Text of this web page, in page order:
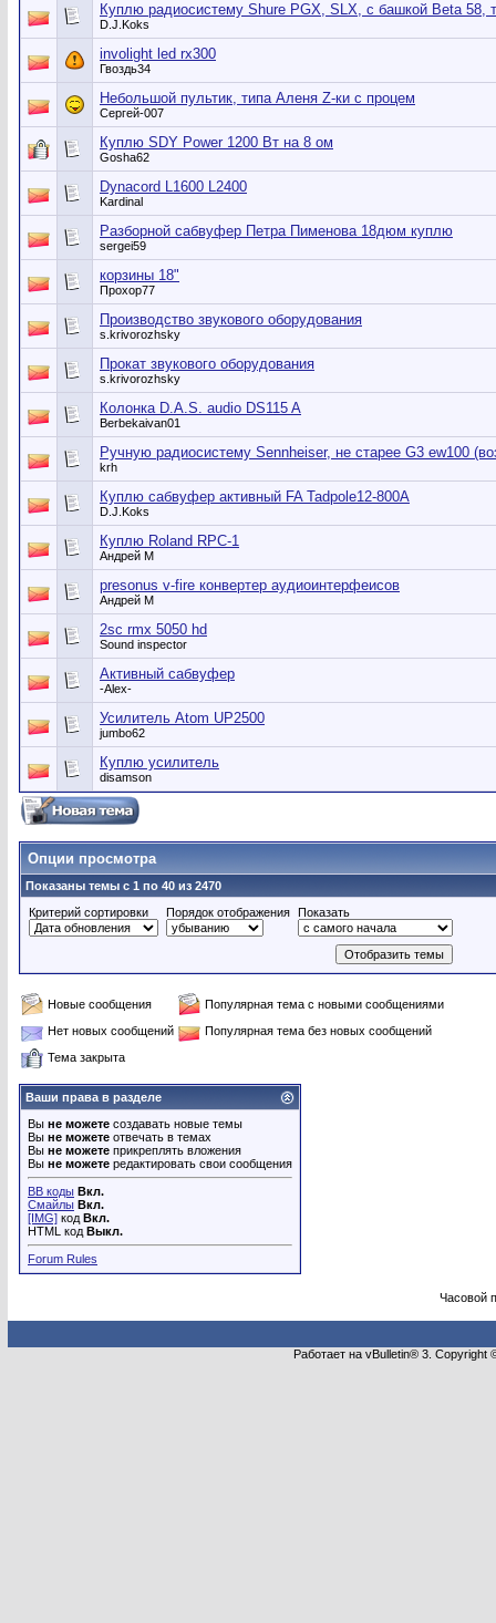
Куплю радиосистему Shure PGX, SLX, с башкой Beta 58,
D.J.Koks
involight led rx300
Гвоздь34
Небольшой пультик, типа Аленя Z-ки с процем
Сергей-007
Куплю SDY Power 1200 Вт на 8 ом
Gosha62
Dynacord L1600 L2400
Kardinal
Разборной сабвуфер Петра Пименова 18дюм куплю
sergei59
корзины 18"
Прохор77
Производство звукового оборудования
s.krivorozhsky
Прокат звукового оборудования
s.krivorozhsky
Колонка D.A.S. audio DS115 A
Berbekaivan01
Ручную радиосистему Sennheiser, не старее G3 ew100
krh
Куплю сабвуфер активный FA Tadpole12-800A
D.J.Koks
Куплю Roland RPC-1
Андрей М
presonus v-fire конвертер аудиоинтерфеисов
Андрей М
2sc rmx 5050 hd
Sound inspector
Активный сабвуфер
-Alex-
Усилитель Atom UP2500
jumbo62
Куплю усилитель
disamson
Опции просмотра
Показаны темы с 1 по 40 из 2470
Критерий сортировки
Порядок отображения Показать
Новые сообщения
Популярная тема с новыми сообщениями
Нет новых сообщений
Популярная тема без новых сообщений
Тема закрыта
Ваши права в разделе
Вы не можете создавать новые темы
Вы не можете отвечать в темах
Вы не можете прикреплять вложения
Вы не можете редактировать свои сообщения
BB коды Вкл.
Смайлы Вкл.
[IMG] код Вкл.
HTML код Выкл.
Forum Rules
Часовой
Работает на vBulletin® 3.